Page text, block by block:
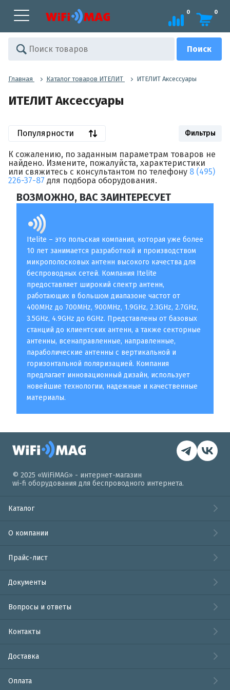
0 0
Главная Каталог товаров ИТЕЛИТ ИТЕЛИТ Аксессуары
ИТЕЛИТ Аксессуары
Популярности Фильтры
К сожалению, по заданным параметрам товаров не
найдено. Измените, пожалуйста, характеристики
или свяжитесь с консультантом по телефону 8 (495)
226-37-87 для подбора оборудования.
ВОЗМОЖНО, ВАС ЗАИНТЕРЕСУЕТ
Itelite – это польская компания, которая уже более
10 лет занимается разработкой и производством
микрополосковых антенн высокого качества для
беспроводных сетей. Компания Itelite
предоставляет широкий спектр антенн,
работающих в большом диапазоне частот от
400MHz до 700MHz, 900MHz, 1.9GHz, 2.3GHz, 2.7GHz,
3.5GHz, 4.9GHz до 6GHz. Представлены от базовых
станций до клиентских антенн, а также секторные
антенны, всенаправленные, направленные,
параболические антенны с вертикальной и
горизонтальной поляризацией. Компания
предлагает инновационный дизайн, использует
новейшие технологии, надежные и качественные
материалы.
© 2025 «WiFiMAG» - интернет-магазин
wi-fi оборудования для беспроводного интернета.
Каталог
О компании
Прайс-лист
Документы
Вопросы и ответы
Контакты
Доставка
Оплата